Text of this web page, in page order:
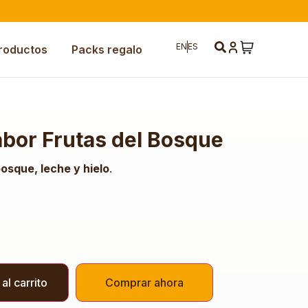
Packs regalo ENES
Frutas del Bosque
leche y hielo.
carrito Comprar ahora